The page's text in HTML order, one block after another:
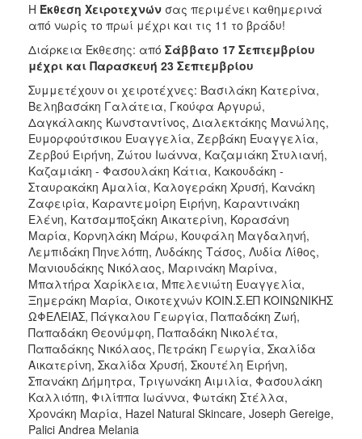
Η Έκθεση Χειροτεχνών σας περιμένει καθημερινά
από νωρίς το πρωί μέχρι και τις 11 το βράδυ!
Διάρκεια Έκθεσης: από Σάββατο 17 Σεπτεμβρίου
μέχρι και Παρασκευή 23 Σεπτεμβρίου
Συμμετέχουν οι χειροτέχνες: Βασιλάκη Κατερίνα,
Βεληβασάκη Γαλάτεια, Γκούφα Αργυρώ,
Δαγκάλακης Κωνσταντίνος, Διαλεκτάκης Μανώλης,
Ευμορφούτσικου Ευαγγελία, Ζερβάκη Ευαγγελία,
Ζερβού Ειρήνη, Ζώτου Ιωάννα, Καζαμιάκη Στυλιανή,
Καζαμιάκη - Φασουλάκη Κάτια, Κακουδάκη -
Σταυρακάκη Αμαλία, Καλογεράκη Χρυσή, Κανάκη
Ζαφειρία, Καραντεμοίρη Ειρήνη, Καραντινάκη
Ελένη, Κατσαμποξάκη Αικατερίνη, Κορασάνη
Μαρία, Κορνηλάκη Μάρω, Κουφάλη Μαγδαληνή,
Λεμπιδάκη Πηνελόπη, Λυδάκης Τάσος, Λυδία Λίθος,
Μανιουδάκης Νικόλαος, Μαρινάκη Μαρίνα,
Μπαλτήρα Χαρίκλεια, Μπελενιώτη Ευαγγελία,
Ξημεράκη Μαρία, Οικοτεχνών ΚΟΙΝ.Σ.ΕΠ ΚΟΙΝΩΝΙΚΗΣ
ΩΦΕΛΕΙΑΣ, Πάγκαλου Γεωργία, Παπαδάκη Ζωή,
Παπαδάκη Θεονύμφη, Παπαδάκη Νικολέτα,
Παπαδάκης Νικόλαος, Πετράκη Γεωργία, Σκαλίδα
Αικατερίνη, Σκαλίδα Χρυσή, Σκουτέλη Ειρήνη,
Σπανάκη Δήμητρα, Τριγωνάκη Αιμιλία, Φασουλάκη
Καλλιόπη, Φιλίππα Ιωάννα, Φωτάκη Στέλλα,
Χρονάκη Μαρία, Hazel Natural Skincare, Joseph Gereige,
Palici Andrea Melania